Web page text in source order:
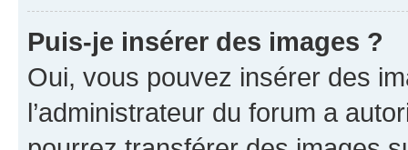
Puis-je insérer des images ?
Oui, vous pouvez insérer des
l’administrateur du forum a